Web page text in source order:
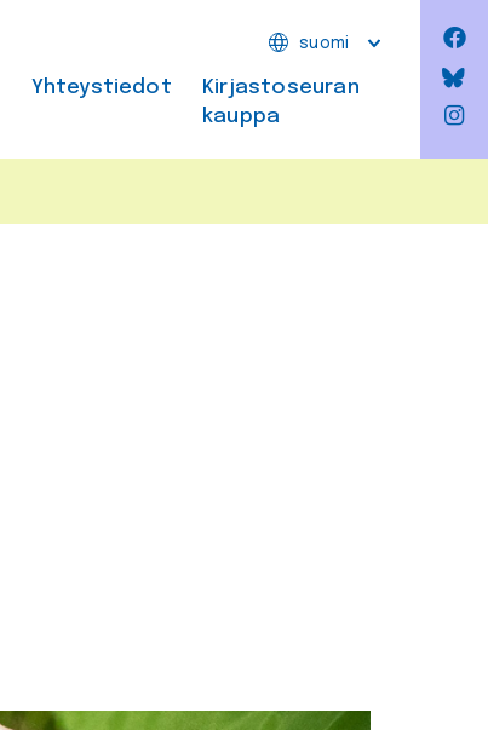
suomi
Yhteystiedot
Kirjastoseuran
kauppa